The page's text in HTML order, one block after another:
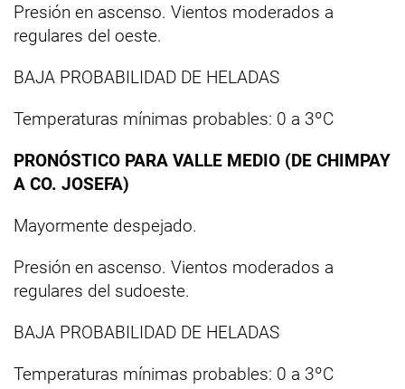
Presión en ascenso. Vientos moderados a
regulares del oeste.
BAJA PROBABILIDAD DE HELADAS
Temperaturas mínimas probables: 0 a 3ºC
PRONÓSTICO PARA VALLE MEDIO (DE CHIMPAY
A CO. JOSEFA)
Mayormente despejado.
Presión en ascenso. Vientos moderados a
regulares del sudoeste.
BAJA PROBABILIDAD DE HELADAS
Temperaturas mínimas probables: 0 a 3ºC